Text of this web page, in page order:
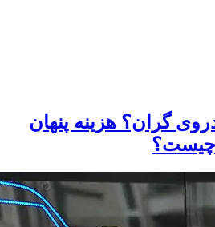
گران؟ هزینه پنهان